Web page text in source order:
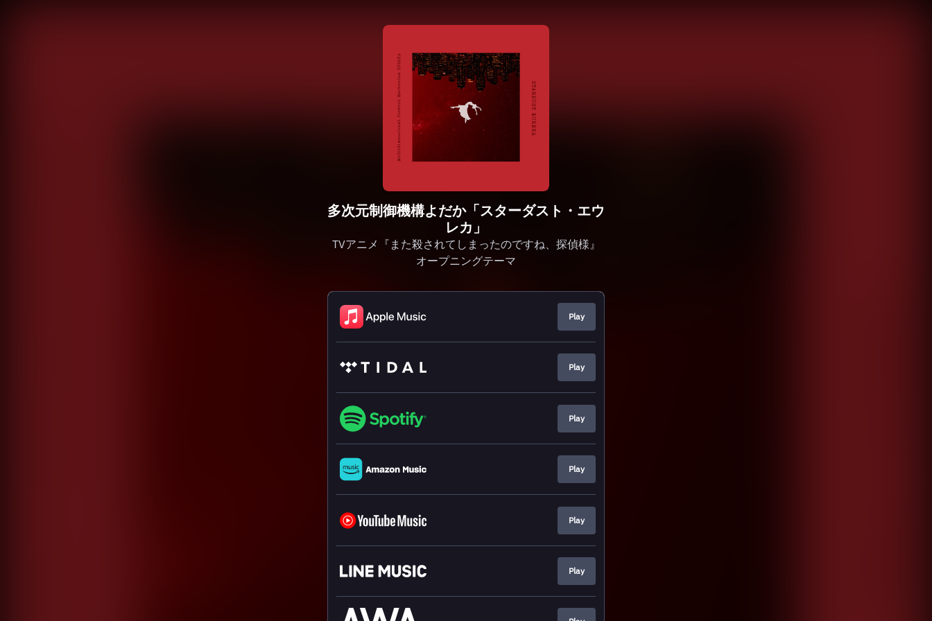
多次元制御機構よだか「スターダスト・エウ
レカ」
TVアニメ『また殺されてしまったのですね、探偵様』
オープニングテーマ
Play
Play
Play
Play
Play
Play